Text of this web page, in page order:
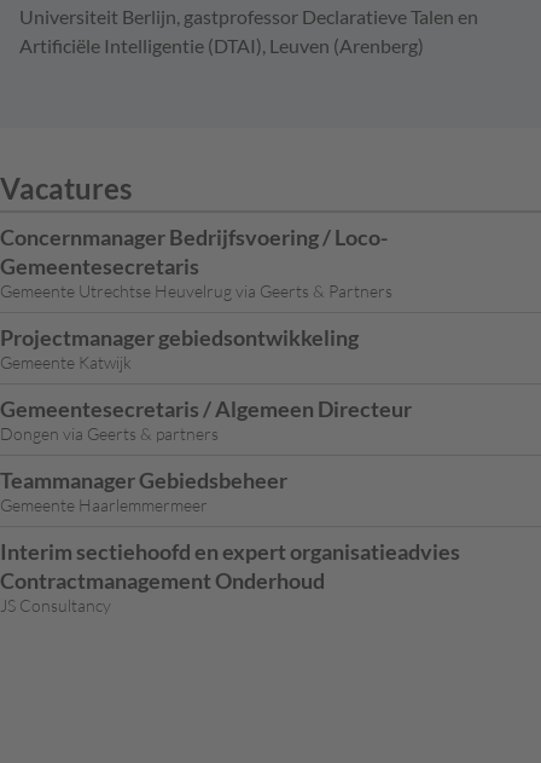
Universiteit Berlijn, gastprofessor Declaratieve Talen en
Artificiële Intelligentie (DTAI), Leuven (Arenberg)
Vacatures
Concernmanager Bedrijfsvoering / Loco-
Gemeentesecretaris
Gemeente Utrechtse Heuvelrug via Geerts & Partners
Projectmanager gebiedsontwikkeling
Gemeente Katwijk
Gemeentesecretaris / Algemeen Directeur
Dongen via Geerts & partners
Teammanager Gebiedsbeheer
Gemeente Haarlemmermeer
Interim sectiehoofd en expert organisatieadvies
Contractmanagement Onderhoud
JS Consultancy